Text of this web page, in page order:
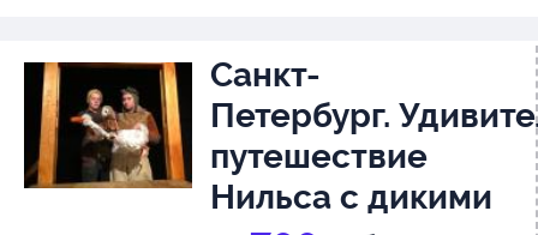
Санкт-
Петербург.
путешествие
Нильса с дикими